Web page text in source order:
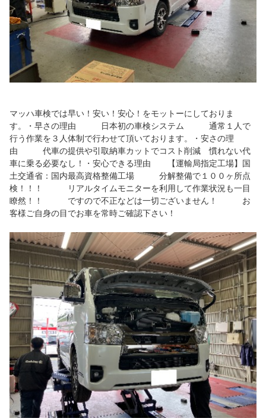
マッハ車検では早い！安い！安心！をモットーにしておりま
す。・早さの理由 日本初の車検システム 通常１人で
行う作業を３人体制で行わせて頂いております。・安さの理
由 代車の提供や引取納車カットでコスト削減 慣れない代
車に乗る必要なし！・安心できる理由 【運輸局指定工場】国
土交通省：国内最高資格整備工場 分解整備で１００ヶ所点
検！！！ リアルタイムモニターを利用して作業状況も一目
瞭然！！ ですので不正などは一切ございません！ お
客様ご自身の目でお車を常時ご確認下さい！